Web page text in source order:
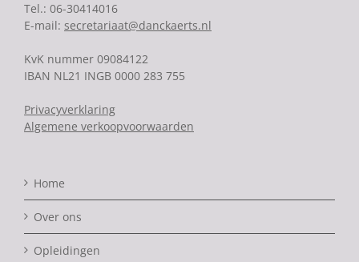
Tel.: 06-30414016
E-mail: secretariaat@danckaerts.nl
KvK nummer 09084122
IBAN NL21 INGB 0000 283 755
Privacyverklaring
Algemene verkoopvoorwaarden
Home
Over ons
Opleidingen